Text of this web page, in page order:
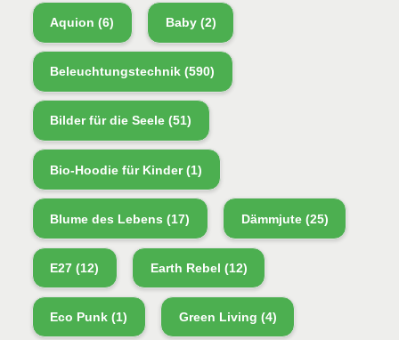
Aquion (6) Baby(2)
Beleuchtungstechnik (590)
Bilder für die Seele (51)
Bio-Hoodie für Kinder(1)
Blume des Lebens (17) Dämmjute(25)
E27 (12) Earth Rebel (12)
Eco Punk (1) Green Living (4)